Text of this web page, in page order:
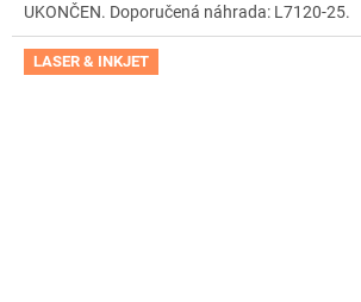
UKONČEN. Doporučená náhrada: L7120-25.
LASER & INKJET